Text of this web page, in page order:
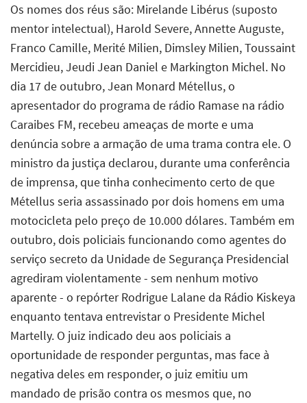
Os nomes dos réus são: Mirelande Libérus (suposto
mentor intelectual), Harold Severe, Annette Auguste,
Franco Camille, Merité Milien, Dimsley Milien, Toussaint
Mercidieu, Jeudi Jean Daniel e Markington Michel. No
dia 17 de outubro, Jean Monard Métellus, o
apresentador do programa de rádio Ramase na rádio
Caraibes FM, recebeu ameaças de morte e uma
denúncia sobre a armação de uma trama contra ele. O
ministro da justiça declarou, durante uma conferência
de imprensa, que tinha conhecimento certo de que
Métellus seria assassinado por dois homens em uma
motocicleta pelo preço de 10.000 dólares. Também em
outubro, dois policiais funcionando como agentes do
serviço secreto da Unidade de Segurança Presidencial
agrediram violentamente - sem nenhum motivo
aparente - o repórter Rodrigue Lalane da Rádio Kiskeya
enquanto tentava entrevistar o Presidente Michel
Martelly. O juiz indicado deu aos policiais a
oportunidade de responder perguntas, mas face à
negativa deles em responder, o juiz emitiu um
mandado de prisão contra os mesmos que, no